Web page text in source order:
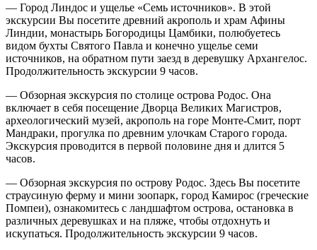
— Город Линдос и ущелье «Семь источников». В этой
экскурсии Вы посетите древний акрополь и храм Афины
Линдии, монастырь Богородицы Цамбики, полюбуетесь
видом бухты Святого Павла и конечно ущелье семи
источников, на обратном пути заезд в деревушку Архангелос.
Продолжительность экскурсии 9 часов.
— Обзорная экскурсия по столице острова Родос. Она
включает в себя посещение Дворца Великих Магистров,
археологический музей, акрополь на горе Монте-Смит, порт
Мандраки, прогулка по древним улочкам Старого города.
Экскурсия проводится в первой половине дня и длится 5
часов.
— Обзорная экскурсия по острову Родос. Здесь Вы посетите
страусиную ферму и мини зоопарк, город Камирос (греческие
Помпеи), ознакомитесь с ландшафтом острова, остановка в
различных деревушках и на пляже, чтобы отдохнуть и
искупаться. Продолжительность экскурсии 9 часов.